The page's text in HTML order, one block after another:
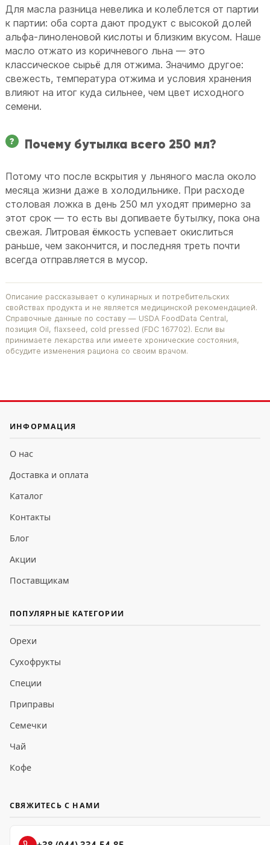
Для масла разница невелика и колеблется от партии
к партии: оба сорта дают продукт с высокой долей
альфа-линоленовой кислоты и близким вкусом. Наше
масло отжато из коричневого льна — это
классическое сырьё для отжима. Значимо другое:
свежесть, температура отжима и условия хранения
влияют на итог куда сильнее, чем цвет исходного
семени.
Почему бутылка всего 250 мл?
Потому что после вскрытия у льняного масла около
месяца жизни даже в холодильнике. При расходе
столовая ложка в день 250 мл уходят примерно за
этот срок — то есть вы допиваете бутылку, пока она
свежая. Литровая ёмкость успевает окислиться
раньше, чем закончится, и последняя треть почти
всегда отправляется в мусор.
Описание рассказывает о кулинарных и потребительских
свойствах продукта и не является медицинской рекомендацией.
Справочные данные по составу — USDA FoodData Central,
позиция Oil, flaxseed, cold pressed (FDC 167702). Если вы
принимаете лекарства или имеете хронические состояния,
обсудите изменения рациона со своим врачом.
ИНФОРМАЦИЯ
О нас
Доставка и оплата
Каталог
Контакты
Блог
Акции
Поставщикам
ПОПУЛЯРНЫЕ КАТЕГОРИИ
Орехи
Сухофрукты
Специи
Приправы
Семечки
Чай
Кофе
СВЯЖИТЕСЬ С НАМИ